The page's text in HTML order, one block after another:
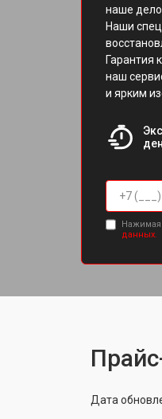
наше
Наши
Гарантия
наш
и ярким
Нажимая
данных.
Дата